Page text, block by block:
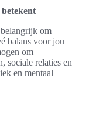
om
balans voor jou
om
sociale relaties en
en mentaal